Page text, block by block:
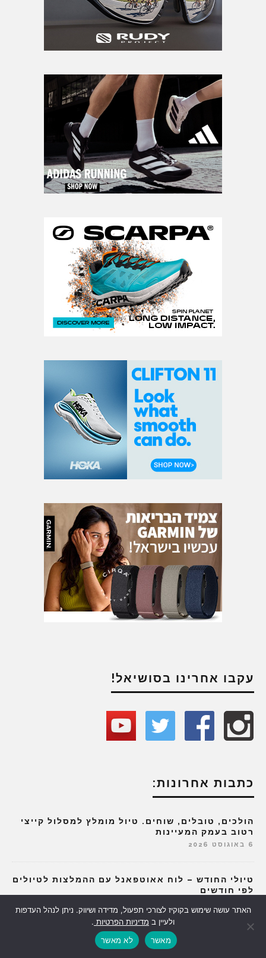
עקבו אחרינו בסושיאל!
כתבות אחרונות:
הולכים, טובלים, שוחים. טיול מומלץ למסלול קייצי
רטוב בעמק המעיינות
6 באוגוסט 2026
טיולי החודש – לוח אאוטפאנל עם ההמלצות לטיולים
לפי חודשים
התעלומה המדעית של צפון הגולן: מסלול קל ומוצל
האתר עושה שימוש בקוקיז לצורכי תפעול, מדידה ושיווק. ניתן לנהל העדפות
ולעיין ב מדיניות הפרטיות .
מאשר
לא מאשר